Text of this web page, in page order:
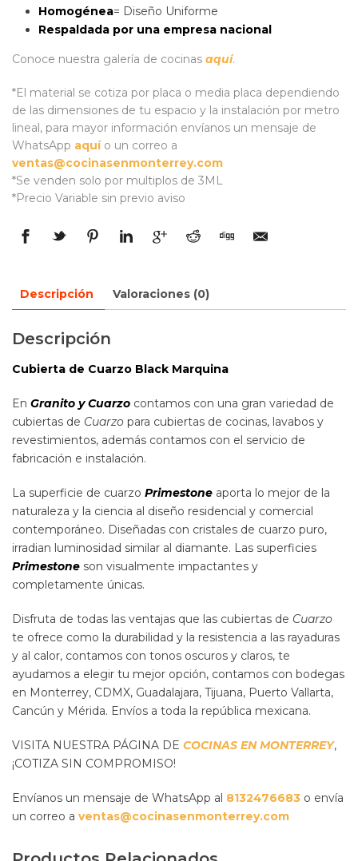
Homogénea= Diseño Uniforme
Respaldada por una empresa nacional
Conoce nuestra galería de cocinas aquí.
*El material se cotiza por placa o media placa dependiendo
de las dimensiones de tu espacio y la instalación por metro
lineal, para mayor información envíanos un mensaje de
WhatsApp aquío un correo a
ventas@cocinasenmonterrey.com
*Se venden solo por multiplos de 3ML
*Precio Variable sin previo aviso
Descripción Valoraciones (0)
Descripción
Cubierta de Cuarzo Black Marquina
En Granito y Cuarzo contamos con una gran variedad de
cubiertas de Cuarzo para cubiertas de cocinas, lavabos y
revestimientos, además contamos con el servicio de
fabricación e instalación.
La superficie de cuarzo Primestone aporta lo mejor de la
naturaleza y la ciencia al diseño residencial y comercial
contemporáneo. Diseñadas con cristales de cuarzo puro,
irradian luminosidad similar al diamante. Las superficies
Primestone son visualmente impactantes y
completamente únicas.
Disfruta de todas las ventajas que las cubiertas de Cuarzo
te ofrece como la durabilidad y la resistencia a las rayaduras
y al calor, contamos con tonos oscuros y claros, te
ayudamos a elegir tu mejor opción, contamos con bodegas
en Monterrey, CDMX, Guadalajara, Tijuana, Puerto Vallarta,
Cancún y Mérida. Envíos a toda la república mexicana.
VISITA NUESTRA PÁGINA DE COCINAS EN MONTERREY,
¡COTIZA SIN COMPROMISO!
Envíanos un mensaje de WhatsApp al 8132476683 o envía
un correo a ventas@cocinasenmonterrey.com